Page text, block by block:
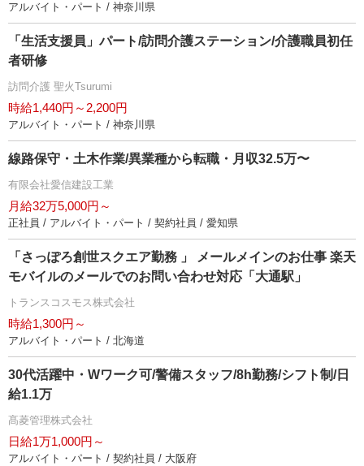
アルバイト・パート / 神奈川県
「生活支援員」パート/訪問介護ステーション/介護職員初任
者研修
訪問介護 聖火Tsurumi
時給1,440円～2,200円
アルバイト・パート / 神奈川県
線路保守・土木作業/異業種から転職・月収32.5万〜
有限会社愛信建設工業
月給32万5,000円～
正社員 / アルバイト・パート / 契約社員 / 愛知県
「さっぽろ創世スクエア勤務 」 メールメインのお仕事 楽天
モバイルのメールでのお問い合わせ対応「大通駅」
トランスコスモス株式会社
時給1,300円～
アルバイト・パート / 北海道
30代活躍中・Wワーク可/警備スタッフ/8h勤務/シフト制/日
給1.1万
髙菱管理株式会社
日給1万1,000円～
アルバイト・パート / 契約社員 / 大阪府